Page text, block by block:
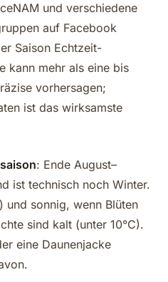
und verschiedene
auf Facebook
Saison Echtzeit-
kann mehr als eine bis
vorhersagen;
ist das wirksamste
: Ende August–
ist technisch noch Winter.
und sonnig, wenn Blüten
sind kalt (unter 10°C).
eine Daunenjacke